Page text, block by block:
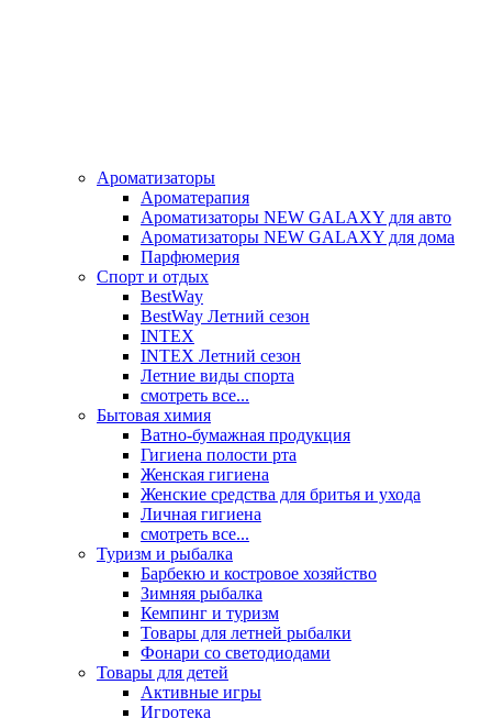
Ароматизаторы
Ароматерапия
Ароматизаторы NEW GALAXY для авто
Ароматизаторы NEW GALAXY для дома
Парфюмерия
Спорт и отдых
BestWay
BestWay Летний сезон
INTEX
INTEX Летний сезон
Летние виды спорта
смотреть все...
Бытовая химия
Ватно-бумажная продукция
Гигиена полости рта
Женская гигиена
Женские средства для бритья и ухода
Личная гигиена
смотреть все...
Туризм и рыбалка
Барбекю и костровое хозяйство
Зимняя рыбалка
Кемпинг и туризм
Товары для летней рыбалки
Фонари со светодиодами
Товары для детей
Активные игры
Игротека